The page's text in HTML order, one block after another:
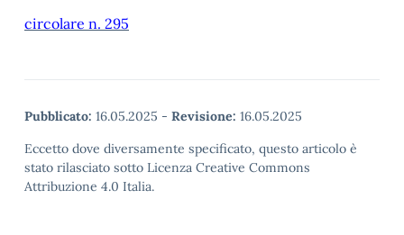
circolare n. 295
Pubblicato: 16.05.2025 - Revisione: 16.05.2025
Eccetto dove diversamente specificato, questo articolo è
stato rilasciato sotto Licenza Creative Commons
Attribuzione 4.0 Italia.